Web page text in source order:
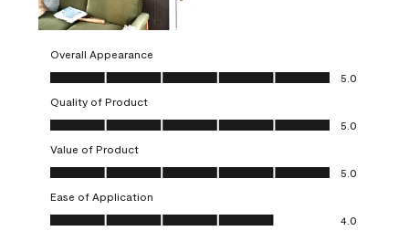
Overall Appearance
Overall Appearance, 5.0 out of 5
5.0
Quality of Product
Quality of Product, 5.0 out of 5
5.0
Value of Product
Value of Product, 5.0 out of 5
5.0
Ease of Application
Ease of Application, 4.0 out of 5
4.0